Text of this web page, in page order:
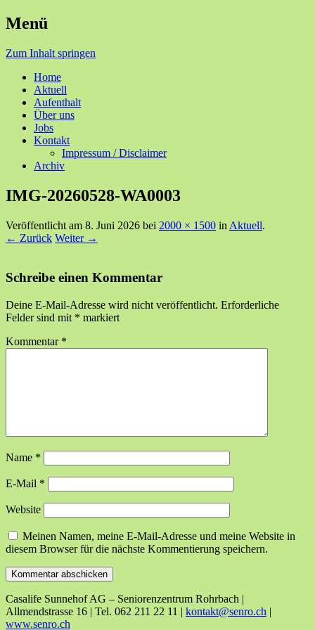
Rohrbach
Menü
Zum Inhalt springen
Home
Aktuell
Aufenthalt
Über uns
Jobs
Kontakt
Impressum / Disclaimer
Archiv
IMG-20260528-WA0003
Veröffentlicht am 8. Juni 2026 bei 2000 × 1500 in Aktuell.
← Zurück Weiter →
Schreibe einen Kommentar
Deine E-Mail-Adresse wird nicht veröffentlicht. Erforderliche
Felder sind mit * markiert
Kommentar *
Name *
E-Mail *
Website
Meinen Namen, meine E-Mail-Adresse und meine Website in
diesem Browser für die nächste Kommentierung speichern.
Casalife Sunnehof AG – Seniorenzentrum Rohrbach |
Allmendstrasse 16 | Tel. 062 211 22 11 | kontakt@senro.ch |
www.senro.ch